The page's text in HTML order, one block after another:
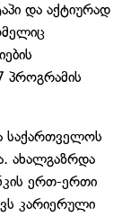
და აქტიურად
პროგრამის
საქართველოს
ახალგაზრდა
ერთ-ერთი
კარიერული